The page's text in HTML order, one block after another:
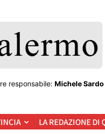
responsabile: Michele Sardo
LA REDAZIONE DI